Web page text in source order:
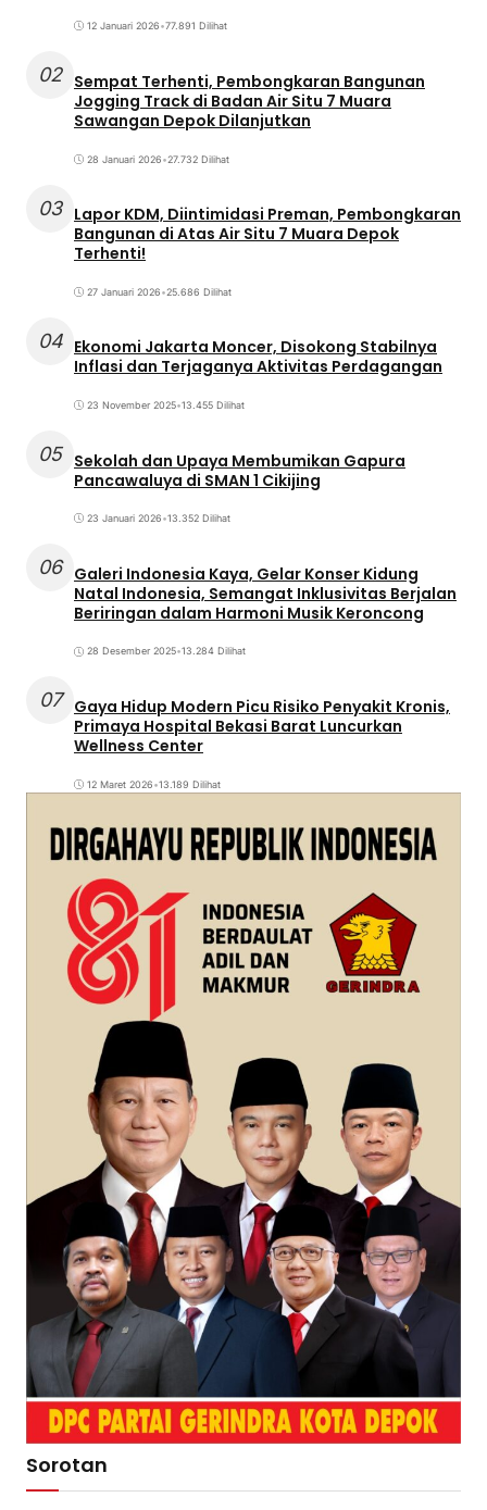
12 Januari 2026•77.891 Dilihat
02 Sempat Terhenti, Pembongkaran Bangunan
Jogging Track di Badan Air Situ 7 Muara
Sawangan Depok Dilanjutkan
28 Januari 2026•27.732 Dilihat
03 Lapor KDM, Diintimidasi Preman, Pembongkaran
Bangunan di Atas Air Situ 7 Muara Depok
Terhenti!
27 Januari 2026•25.686 Dilihat
04 Ekonomi Jakarta Moncer, Disokong Stabilnya
Inflasi dan Terjaganya Aktivitas Perdagangan
23 November 2025•13.455 Dilihat
05 Sekolah dan Upaya Membumikan Gapura
Pancawaluya di SMAN 1 Cikijing
23 Januari 2026•13.352 Dilihat
06 Galeri Indonesia Kaya, Gelar Konser Kidung
Natal Indonesia, Semangat Inklusivitas Berjalan
Beriringan dalam Harmoni Musik Keroncong
28 Desember 2025•13.284 Dilihat
07
Gaya Hidup Modern Picu Risiko Penyakit Kronis,
Primaya Hospital Bekasi Barat Luncurkan
Wellness Center
12 Maret 2026•13.189 Dilihat
Sorotan